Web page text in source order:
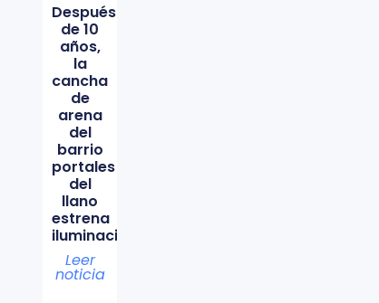
Después
de 10
años,
la
cancha
de
arena
del
barrio
portales
del
llano
estrena
iluminación
Leer
noticia